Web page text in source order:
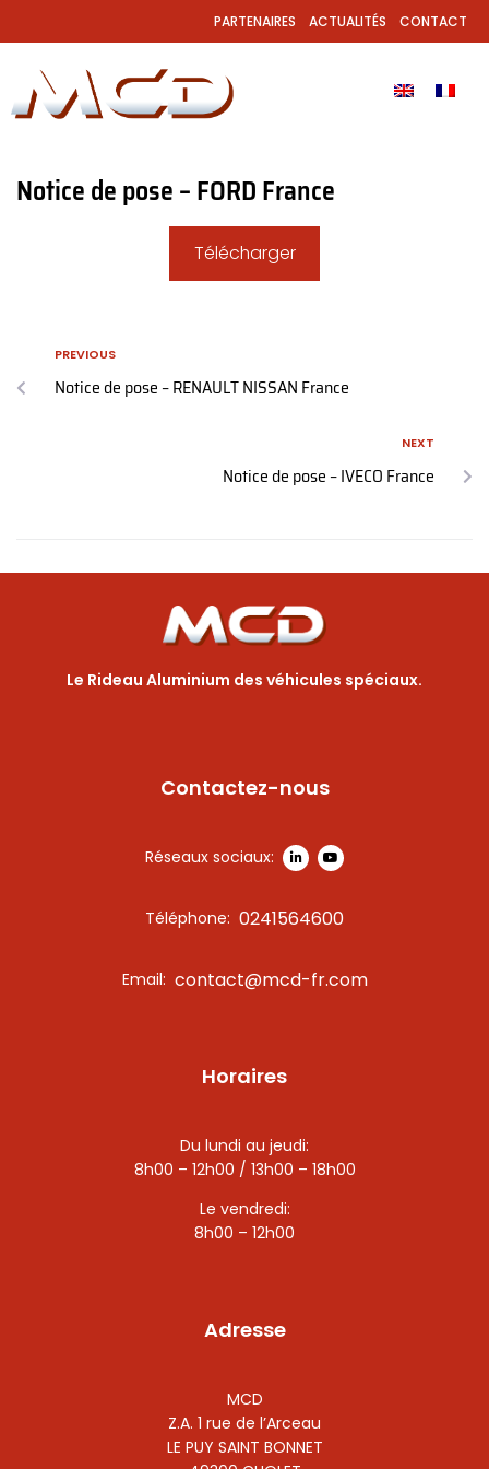
PARTENAIRES ACTUALITÉS CONTACT
Notice de pose – FORD France
Télécharger
PREVIOUS
Notice de pose – RENAULT NISSAN France
NEXT
Notice de pose – IVECO France
Le Rideau Aluminium des véhicules spéciaux.
Contactez-nous
Réseaux sociaux:
Téléphone: 0241564600
Email: contact@mcd-fr.com
Horaires
Du lundi au jeudi:
8h00 – 12h00 / 13h00 – 18h00
Le vendredi:
8h00 – 12h00
Adresse
MCD
Z.A. 1 rue de l’Arceau
LE PUY SAINT BONNET